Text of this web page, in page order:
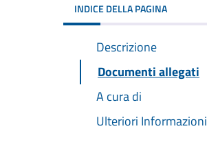
INDICE DELLA PAGINA
Descrizione
Documenti allegati
A cura di
Ulteriori Informazioni